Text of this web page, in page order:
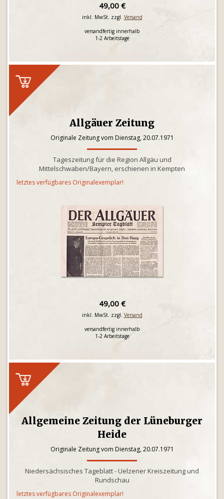
49,00 €
inkl. MwSt. zzgl. Versand
versandfertig innerhalb
1-2 Arbeitstage
Allgäuer Zeitung
Originale Zeitung vom Dienstag, 20.07.1971
Tageszeitung für die Region Allgäu und
Mittelschwaben/Bayern, erschienen in Kempten
letztes verfügbares Originalexemplar!
49,00 €
inkl. MwSt. zzgl. Versand
versandfertig innerhalb
1-2 Arbeitstage
Allgemeine Zeitung der Lüneburger
Heide
Originale Zeitung vom Dienstag, 20.07.1971
Niedersächsisches Tageblatt - Uelzener Kreiszeitung und
Rundschau
letztes verfügbares Originalexemplar!